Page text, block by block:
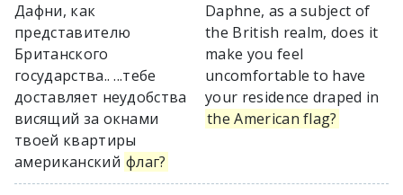
Дафни, как
представителю
Британского
государства.. ...тебе
доставляет неудобства
висящий за окнами
твоей квартиры
американский флаг?
Daphne, as a subject of
the British realm, does it
make you feel
uncomfortable to have
your residence draped in
the American flag?